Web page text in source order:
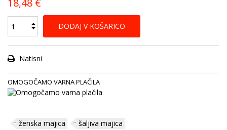
18,48 €
DODAJ V KOŠARICO
Natisni
OMOGOČAMO VARNA PLAČILA
ženska majica
šaljiva majica